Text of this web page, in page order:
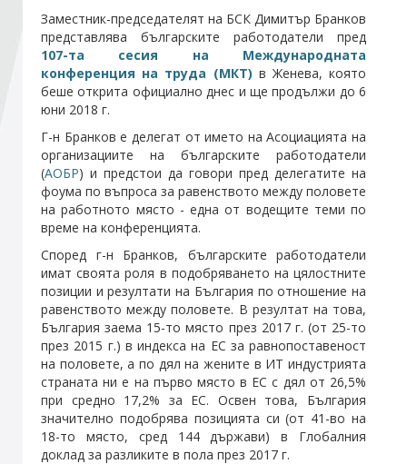
Стани член
Абонирайте се!
Заместник-председателят на БСК Димитър Бранков
представлява българските работодатели пред
107-та сесия на Международната
конференция на труда (МКТ) в Женева, която
беше открита официално днес и ще продължи до 6
юни 2018 г.
Г-н Бранков е делегат от името на Асоциацията на
организациите на българските работодатели
(АОБР) и предстои да говори пред делегатите на
фоума по въпроса за равенството между половете
на работното място - една от водещите теми по
време на конференцията.
Според г-н Бранков, българските работодатели
имат своята роля в подобряването на цялостните
позиции и резултати на България по отношение на
равенството между половете. В резултат на това,
България заема 15-то място през 2017 г. (от 25-то
през 2015 г.) в индекса на ЕС за равнопоставеност
на половете, а по дял на жените в ИТ индустрията
страната ни е на първо място в ЕС с дял от 26,5%
при средно 17,2% за ЕС. Освен това, България
значително подобрява позицията си (от 41-во на
18-то място, сред 144 държави) в Глобалния
доклад за разликите в пола през 2017 г.